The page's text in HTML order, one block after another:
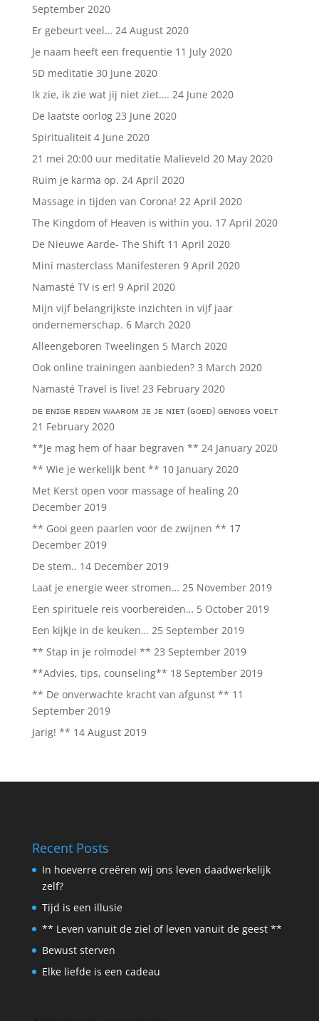
September 2020
Er gebeurt veel… 24 August 2020
Je naam heeft een frequentie 11 July 2020
5D meditatie 30 June 2020
Ik zie, ik zie wat jij niet ziet…. 24 June 2020
De laatste oorlog 23 June 2020
Spiritualiteit 4 June 2020
21 mei 20:00 uur meditatie Malieveld 20 May 2020
Ruim je karma op. 24 April 2020
Massage in tijden van Corona! 22 April 2020
The Kingdom of Heaven is within you. 17 April 2020
De Nieuwe Aarde- The Shift 11 April 2020
Mini masterclass Manifesteren 9 April 2020
Namasté TV is er! 9 April 2020
Mijn vijf belangrijkste inzichten in vijf jaar
ondernemerschap. 6 March 2020
Alleengeboren Tweelingen 5 March 2020
Ook online trainingen aanbieden? 3 March 2020
Namasté Travel is live! 23 February 2020
ᴅᴇ ᴇɴɪɢᴇ ʀᴇᴅᴇɴ ᴡᴀᴀʀᴏᴍ ᴊᴇ ᴊᴇ ɴɪᴇᴛ (ɢᴏᴇᴅ) ɢᴇɴᴏᴇɢ ᴠᴏᴇʟᴛ
21 February 2020
**Je mag hem of haar begraven ** 24 January 2020
** Wie je werkelijk bent ** 10 January 2020
Met Kerst open voor massage of healing 20
December 2019
** Gooi geen paarlen voor de zwijnen ** 17
December 2019
De stem.. 14 December 2019
Laat je energie weer stromen… 25 November 2019
Een spirituele reis voorbereiden… 5 October 2019
Een kijkje in de keuken… 25 September 2019
** Stap in je rolmodel ** 23 September 2019
**Advies, tips, counseling** 18 September 2019
** De onverwachte kracht van afgunst ** 11
September 2019
Jarig! ** 14 August 2019
Recent Posts
In hoeverre creëren wij ons leven daadwerkelijk
zelf?
Tijd is een illusie
** Leven vanuit de ziel of leven vanuit de geest **
Bewust sterven
Elke liefde is een cadeau